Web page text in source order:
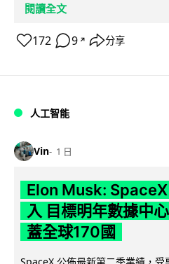
閱讀全文
172 9 ↗ 分享
人工智能
Vin 1 日
Elon Musk:
入 目標明年數據中
蓋全球170國
SpaceX 公佈最新第二季業績，